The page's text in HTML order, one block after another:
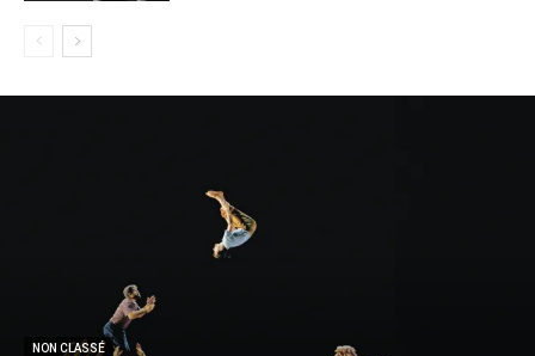
NON CLASSÉ